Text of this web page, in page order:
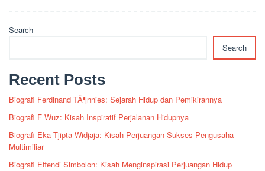
Search
Search
Recent Posts
Biografi Ferdinand TÃ¶nnies: Sejarah Hidup dan Pemikirannya
Biografi F Wuz: Kisah Inspiratif Perjalanan Hidupnya
Biografi Eka Tjipta Widjaja: Kisah Perjuangan Sukses Pengusaha
Multimiliar
Biografi Effendi Simbolon: Kisah Menginspirasi Perjuangan Hidup